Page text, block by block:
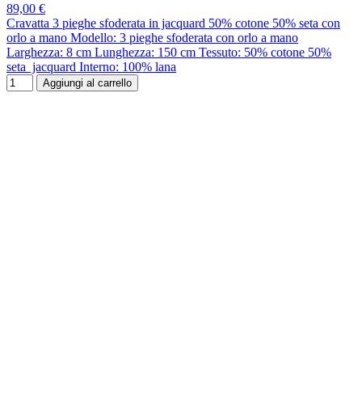
89,00 €
Cravatta 3 pieghe sfoderata in jacquard 50% cotone 50% seta con
orlo a mano Modello: 3 pieghe sfoderata con orlo a mano
Larghezza: 8 cm Lunghezza: 150 cm Tessuto: 50% cotone 50%
seta jacquard Interno: 100% lana
Aggiungi al carrello